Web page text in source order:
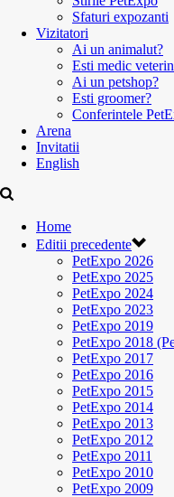
Sfaturi expozanti
Vizitatori
Ai un animalut?
Esti medic
Ai un petshop?
Esti groomer?
Conferintele
Arena
Invitatii
English
Home
Editii precedente
PetExpo 2026
PetExpo 2025
PetExpo 2024
PetExpo 2023
PetExpo 2019
PetExpo 2018
PetExpo 2017
PetExpo 2016
PetExpo 2015
PetExpo 2014
PetExpo 2013
PetExpo 2012
PetExpo 2011
PetExpo 2010
PetExpo 2009